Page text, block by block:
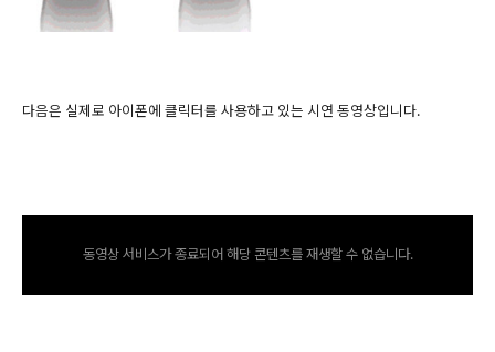
다음은 실제로 아이폰에 클릭터를 사용하고 있는 시연 동영상입니다.
동영상 서비스가 종료되어 해당 콘텐츠를 재생할 수 없습니다.